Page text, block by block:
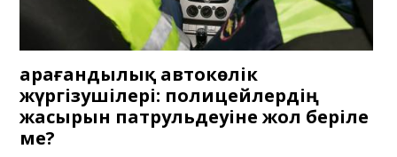
Қарағандылық автокөлік
жүргізушілері: полицейлердің
жасырын патрульдеуіне жол беріле
ме?